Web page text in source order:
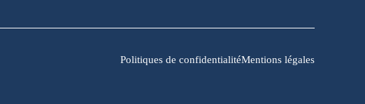
Politiques de confidentialitéMentions légales